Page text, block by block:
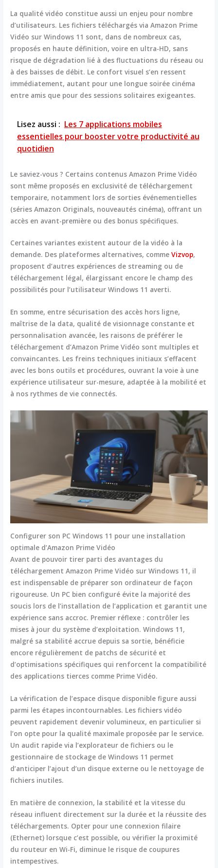
La qualité vidéo constitue aussi un enjeu pour nombre
d’utilisateurs. Les fichiers téléchargés via Amazon Prime
Vidéo sur Windows 11 sont, dans de nombreux cas,
proposés en haute définition, voire en ultra-HD, sans
risque de dégradation lié à des fluctuations du réseau ou
à des baisses de débit. Le confort visuel s’en ressent
immédiatement, autant pour une longue soirée cinéma
entre amis que pour des sessions solitaires exigeantes.
Lisez aussi : Les 7 applications mobiles
essentielles pour booster votre productivité au
quotidien
Le saviez-vous ? Certains contenus Amazon Prime Vidéo
sont même proposés en exclusivité de téléchargement
temporaire, notamment lors de sorties événementielles
(séries Amazon Originals, nouveautés cinéma), offrant un
accès en avant-première ou des bonus spécifiques.
Certaines variantes existent autour de la vidéo à la
demande. Des plateformes alternatives, commeVizvop,
proposent d’autres expériences de streaming ou de
téléchargement légal, élargissant encore le champ des
possibilités pour l’utilisateur Windows 11 averti.
En somme, entre sécurisation des accès hors ligne,
maîtrise de la data, qualité de visionnage constante et
personnalisation avancée, les raisons de préférer le
téléchargement d’Amazon Prime Vidéo sont multiples et
convaincantes. Les freins techniques initiaux s’effacent
avec les bons outils et procédures, ouvrant la voie à une
expérience utilisateur sur-mesure, adaptée à la mobilité et
à nos rythmes de vie connectés.
Configurer son PC Windows 11 pour une installation
optimale d’Amazon Prime Vidéo
Avant de pouvoir tirer parti des avantages du
téléchargement Amazon Prime Vidéo sur Windows 11, il
est indispensable de préparer son ordinateur de façon
rigoureuse. Un PC bien configuré évite la majorité des
soucis lors de l’installation de l’application et garantit une
expérience sans accroc. Premier réflexe : contrôler les
mises à jour du système d’exploitation. Windows 11,
malgré sa stabilité accrue depuis sa sortie, bénéficie
encore régulièrement de patchs de sécurité et
d’optimisations spécifiques qui renforcent la compatibilité
des applications tierces comme Prime Vidéo.
La vérification de l’espace disque disponible figure aussi
parmi les étapes incontournables. Les fichiers vidéo
peuvent rapidement devenir volumineux, en particulier si
l’on opte pour la qualité maximale proposée par le service.
Un audit rapide via l’explorateur de fichiers ou le
gestionnaire de stockage de Windows 11 permet
d’anticiper l’ajout d’un disque externe ou le nettoyage de
fichiers inutiles.
En matière de connexion, la stabilité et la vitesse du
réseau influent directement sur la durée et la réussite des
téléchargements. Opter pour une connexion filaire
(Ethernet) lorsque c’est possible, ou vérifier la proximité
du routeur en Wi-Fi, diminue le risque de coupures
intempestives.